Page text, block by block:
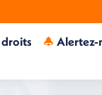
droits Alertez-